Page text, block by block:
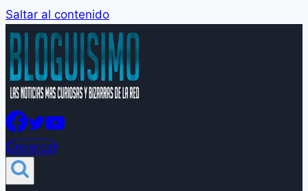
Saltar al contenido
Groleros!